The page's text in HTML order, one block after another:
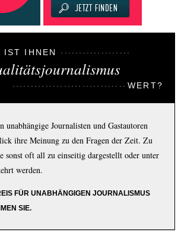
IST IHNEN
WERT?
unabhängige Journalisten und Gastautoren
ihre Meinung zu den Fragen der Zeit. Zu
sonst oft all zu einseitig dargestellt oder unter
werden.
FÜR UNABHÄNGIGEN JOURNALISMUS
SIE.